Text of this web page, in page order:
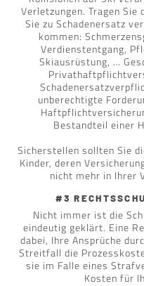
Verletzungen. Tragen Sie
Sie zu Schadenersatz
kommen:
Verdienstentgang,
Skiausrüstung, …
unberechtigte
Bestandteil einer
Sicherstellen sollten Sie
Kinder, deren
nicht mehr in Ihrer
#3
Nicht immer ist die
eindeutig geklärt. Eine
dabei, Ihre Ansprüche
Streitfall die
sie im Falle eines
Kosten für